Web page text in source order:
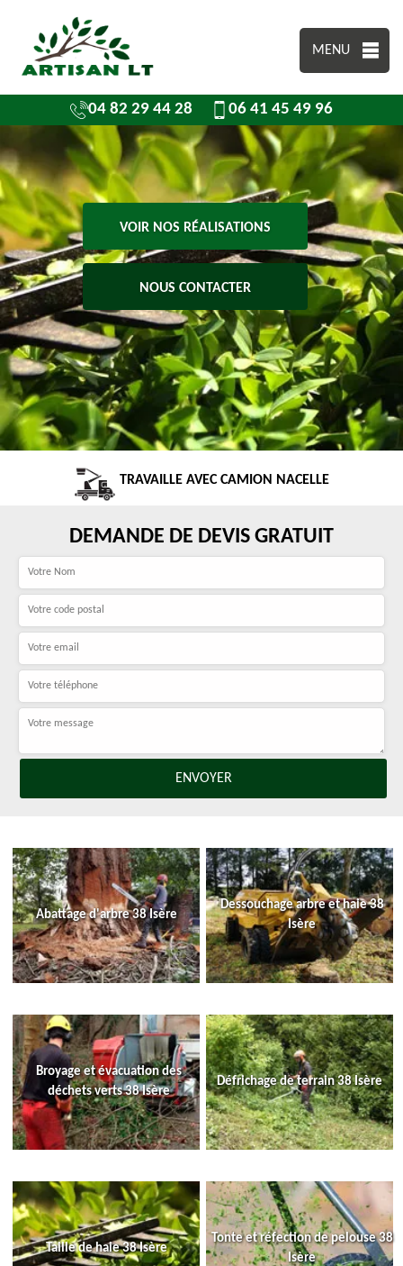
MENU
04 82 29 44 28 06 41 45 49 96
VOIR NOS RÉALISATIONS
NOUS CONTACTER
TRAVAILLE AVEC CAMION NACELLE
DEMANDE DE DEVIS GRATUIT
Abattage d'arbre 38 Isère
Dessouchage arbre et haie 38
Isère
Broyage et évacuation des
déchets verts 38 Isère
Défrichage de terrain 38 Isère
Taille de haie 38 Isère
Tonte et réfection de pelouse 38
Isère